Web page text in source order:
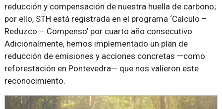
reducción y compensación de nuestra huella de carbono;
por ello, STH está registrada en el programa ‘Calculo –
Reduzco – Compenso’ por cuarto año consecutivo.
Adicionalmente, hemos implementado un plan de
reducción de emisiones y acciones concretas —como
reforestación en Pontevedra— que nos valieron este
reconocimiento.